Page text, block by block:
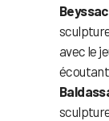
Beyssac
sculpture
avec le
écoutant